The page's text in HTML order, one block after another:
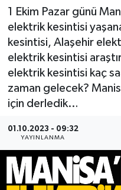
1 Ekim Pazar günü
elektrik kesintisi
kesintisi, Alaşehir
elektrik kesintisi
elektrik kesintisi kaç
zaman gelecek?
için derledik…
01.10.2023 - 09:32
YAYINLANMA
Resmi İlan
Siyaset
Spor
Türkiye
Yaşam
Son Dakika
Haber Arşivi